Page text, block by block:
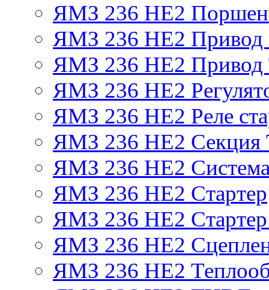
ЯМЗ 236 НЕ2
ЯМЗ 236 НЕ2 Привод
ЯМЗ 236 НЕ2
ЯМЗ 236 НЕ2
ЯМЗ 236 НЕ2 Реле
ЯМЗ 236 НЕ2
ЯМЗ 236 НЕ2
ЯМЗ 236 НЕ2 Стартер
ЯМЗ 236 НЕ2 Стартер
ЯМЗ 236 НЕ2
ЯМЗ 236 НЕ2